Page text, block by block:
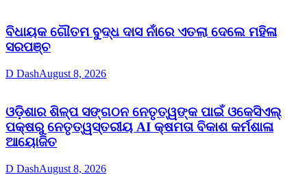
ବିଧାୟକ ଗୌତମ ବୁଦ୍ଧ ଦାସ ନାଁରେ ଏତଲା ଦେଲେ ମହିଳା
ସରପଞ୍ଚ
D DashAugust 8, 2026
ଓଡ଼ିଶାର ଶିଳ୍ପ ସଙ୍ଗଠନ ନେତୃତ୍ୱଙ୍କ ପାଇଁ ଓକେସିଏଲ୍
ପକ୍ଷରୁ ନେତୃତ୍ୱସ୍ତରୀୟ AI କ୍ଷମତା ବିକାଶ କର୍ମଶାଳା
ଆୟୋଜିତ
D DashAugust 8, 2026